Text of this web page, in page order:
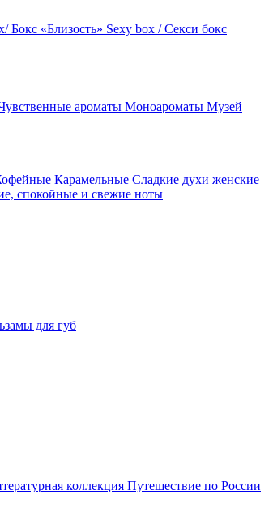
Бокс «Близость» Sexy box / Секси бокс
ароматы Моноароматы Музей
Карамельные Сладкие духи женские
спокойные и свежие ноты
для губ
коллекция Путешествие по России